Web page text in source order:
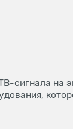
сигнала на